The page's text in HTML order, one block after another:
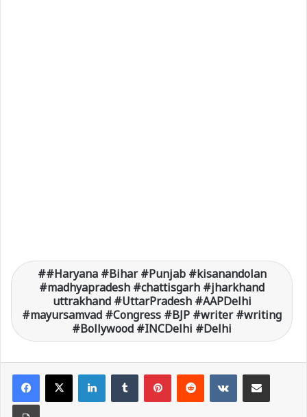
#Haryana #Bihar #Punjab #kisanandolan
#madhyapradesh #chattisgarh #jharkhand
uttrakhand #UttarPradesh #AAPDelhi
#mayursamvad #Congress #BJP #writer #writing
#Bollywood #INCDelhi #Delhi
LinkedIn VKontakte